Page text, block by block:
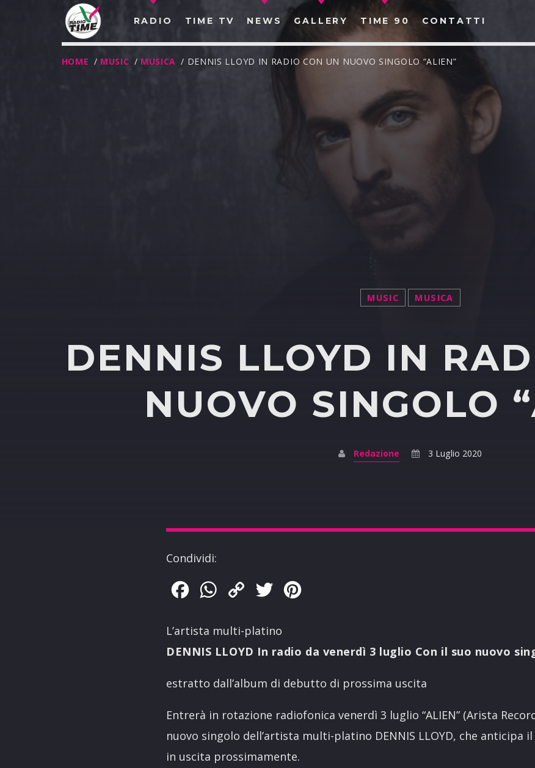
RADIO TIME TV NEWS GALLERY TIME 90 CONTATTI
CERCA NEL SITO WEB:
HOME / MUSIC / MUSICA / DENNIS LLOYD IN RADIO CON UN NUOVO SINGOLO “ALIEN”
MUSIC MUSICA
DENNIS LLOYD IN
NUOVO SINGOLO
Redazione 3 Luglio 2020
Condividi:
FacebookWhatsApp
Copy
Twitter
L’artista multi-platino
DENNIS LLOYD In radio da venerdì 3 luglio Con il suo nuovo
estratto dall’album di debutto di prossima uscita
Entrerà in rotazione radiofonica venerdì 3 luglio “ALIEN” (Arista
nuovo singolo dell’artista multi-platino DENNIS LLOYD, che anticipa
in uscita prossimamente.